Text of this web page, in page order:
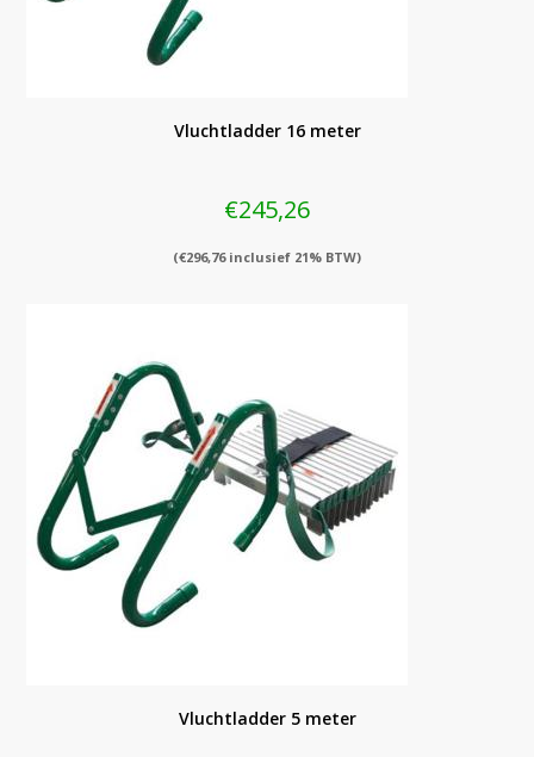
Vluchtladder 16 meter
€245,26
(€296,76inclusief 21% BTW)
Vluchtladder 5 meter